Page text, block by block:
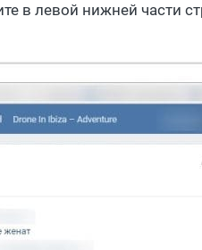
в левой нижней части